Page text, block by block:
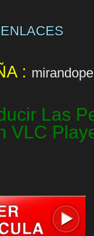
:
Las
VLC